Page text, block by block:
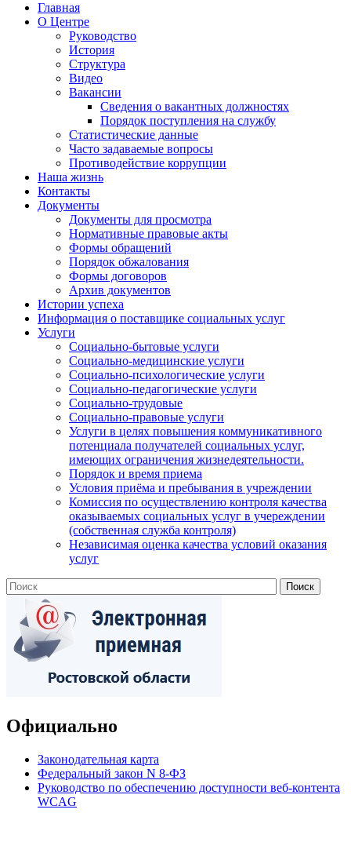
Главная
О Центре
Руководство
История
Структура
Видео
Вакансии
Сведения о вакантных должностях
Порядок поступления на службу
Статистические данные
Часто задаваемые вопросы
Противодействие коррупции
Наша жизнь
Контакты
Документы
Документы для просмотра
Нормативные правовые акты
Формы обращений
Порядок обжалования
Формы договоров
Архив документов
Истории успеха
Информация о поставщике социальных услуг
Услуги
Социально-бытовые услуги
Социально-медицинские услуги
Социально-психологические услуги
Социально-педагогические услуги
Социально-трудовые
Социально-правовые услуги
Услуги в целях повышения коммуникативного
потенциала получателей социальных услуг,
имеющих ограничения жизнедеятельности.
Порядок и время приема
Условия приёма и пребывания в учреждении
Комиссия по осуществлению контроля качества
оказываемых социальных услуг в учереждении
(собственная служба контроля)
Независимая оценка качества условий оказания
услуг
Официально
Законодательная карта
Федеральный закон N 8-ФЗ
Руководство по обеспечению доступности веб-контента
WCAG